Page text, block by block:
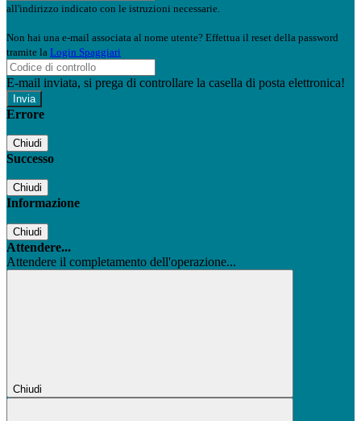
all'indirizzo indicato con le istruzioni necessarie.
Non hai una e-mail associata al nome utente? Effettua il reset della password
tramite la Login Spaggiari
E-mail inviata, si prega di controllare la casella di posta elettronica!
Errore
Chiudi
Successo
Chiudi
Informazione
Chiudi
Attendere...
Attendere il completamento dell'operazione...
Chiudi